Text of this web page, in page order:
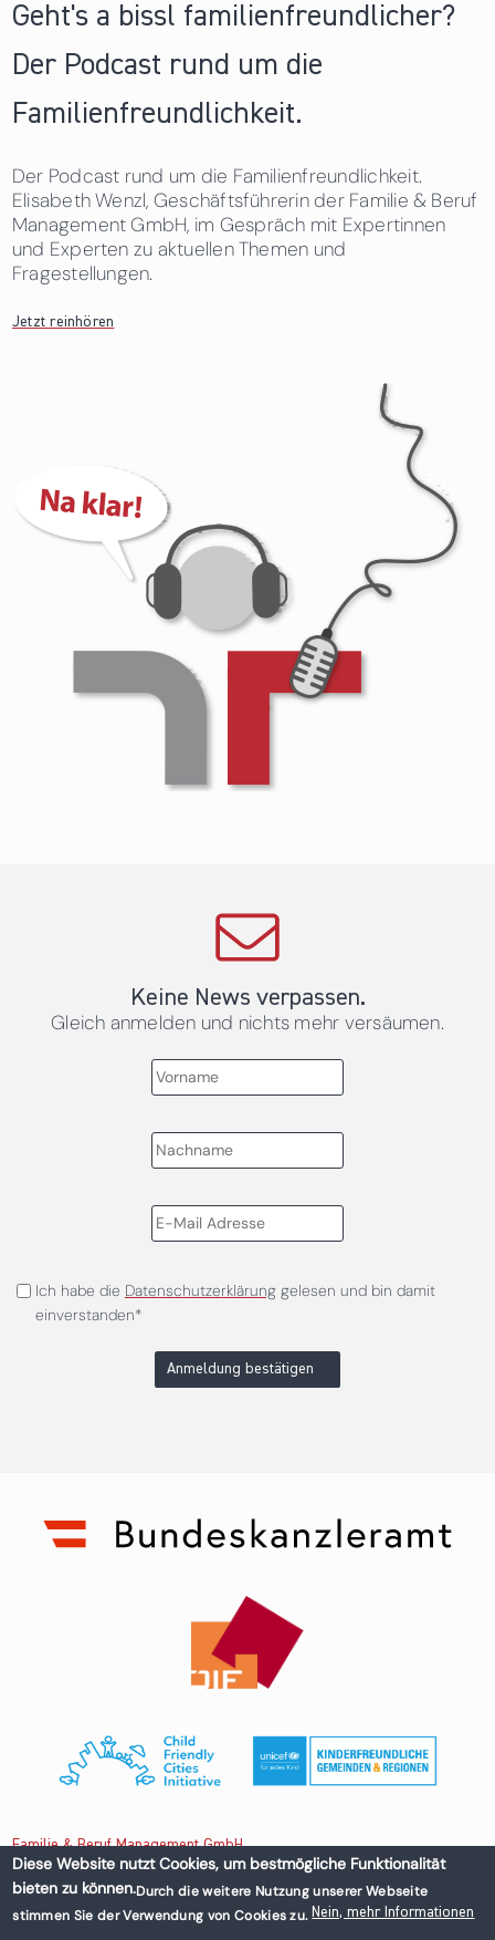
Geht's a bissl familienfreundlicher?
Der Podcast rund um die
Familienfreundlichkeit.
Der Podcast rund um die Familienfreundlichkeit.
Elisabeth Wenzl, Geschäftsführerin der Familie & Beruf
Management GmbH, im Gespräch mit Expertinnen
und Experten zu aktuellen Themen und
Fragestellungen.
Jetzt reinhören
Keine News verpassen.
Gleich anmelden und nichts mehr versäumen.
Ich habe die Datenschutzerklärunggelesen und bin damit
einverstanden*
Anmeldung bestätigen
Familie & Beruf Management GmbH
Untere Donaustraße 13-15/3 1020 Wien, Austria
+43 1 218 50 70
Diese Website nutzt Cookies, um bestmögliche Funktionalität
bieten zu können.Durch die weitere Nutzung unserer Webseite
stimmen Sie der Verwendung von Cookies zu. Nein, mehr Informationen